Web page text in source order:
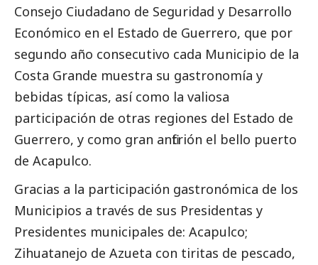
Consejo Ciudadano de Seguridad y Desarrollo
Económico en el Estado de Guerrero, que por
segundo año consecutivo cada Municipio de la
Costa Grande muestra su gastronomía y
bebidas típicas, así como la valiosa
participación de otras regiones del Estado de
Guerrero, y como gran anfitrión el bello puerto
de Acapulco.
Gracias a la participación gastronómica de los
Municipios a través de sus Presidentas y
Presidentes municipales de: Acapulco;
Zihuatanejo de Azueta con tiritas de pescado,